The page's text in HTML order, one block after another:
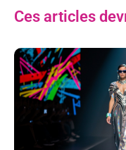
Ces articles